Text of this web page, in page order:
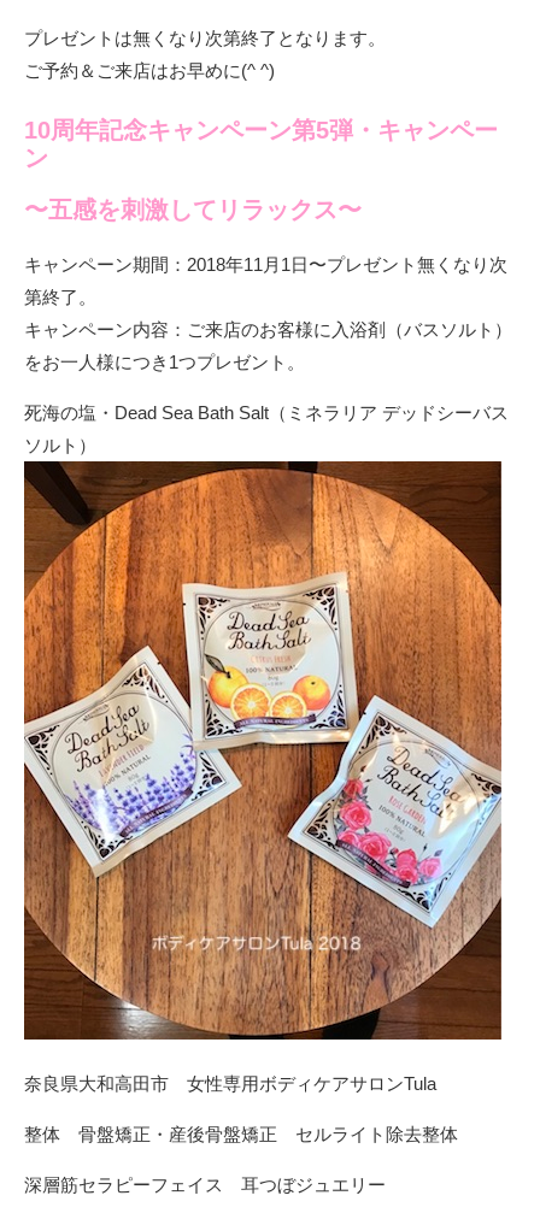
プレゼントは無くなり次第終了となります。
ご予約＆ご来店はお早めに(^ ^)
10周年記念キャンペーン第5弾・キャンペー
ン
〜五感を刺激してリラックス〜
キャンペーン期間：2018年11月1日〜プレゼント無くなり次
第終了。
キャンペーン内容：ご来店のお客様に入浴剤（バスソルト）
をお一人様につき1つプレゼント。
死海の塩・Dead Sea Bath Salt（ミネラリア デッドシーバス
ソルト）
奈良県大和高田市 女性専用ボディケアサロンTula
整体 骨盤矯正・産後骨盤矯正 セルライト除去整体
深層筋セラピーフェイス 耳つぼジュエリー